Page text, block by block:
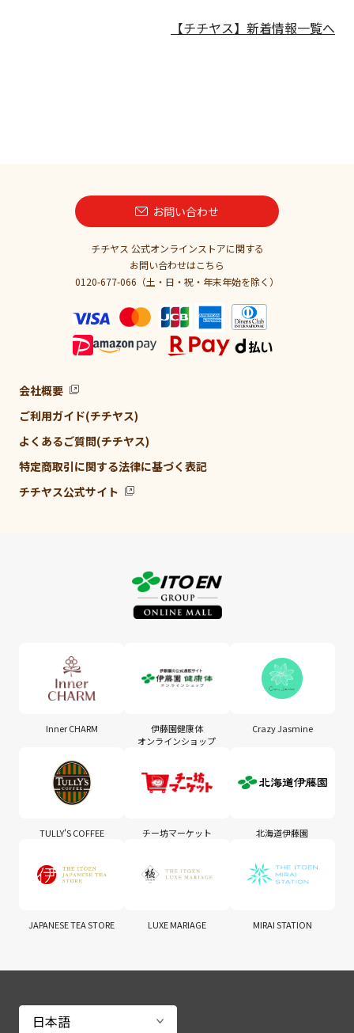
【チチヤス】新着情報一覧へ
お問い合わせ
チチヤス 公式オンラインストアに関する
お問い合わせはこちら
0120-677-066（土・日・祝・年末年始を除く）
会社概要
ご利用ガイド(チチヤス)
よくあるご質問(チチヤス)
特定商取引に関する法律に基づく表記
チチヤス公式サイト
Inner CHARM
伊藤園健康体
オンラインショップ
Crazy Jasmine
TULLY'S COFFEE チー坊マーケット 北海道伊藤園
JAPANESE TEA STORE LUXE MARIAGE MIRAI STATION